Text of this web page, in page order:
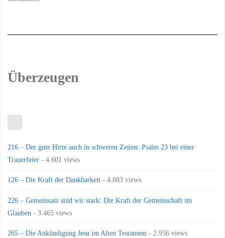
Überzeugen
216 – Der gute Hirte auch in schweren Zeiten: Psalm 23 bei einer
Trauerfeier - 4.601 views
126 – Die Kraft der Dankbarkeit - 4.083 views
226 – Gemeinsam sind wir stark: Die Kraft der Gemeinschaft im
Glauben - 3.465 views
265 – Die Ankündigung Jesu im Alten Testament - 2.956 views